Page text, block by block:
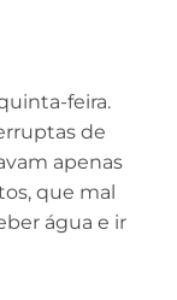
feira.
de
apenas
que mal
água e ir